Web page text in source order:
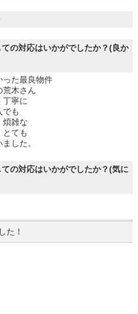
の対応はいかがでしたか？(良か
った最良物件
荒木さん
丁寧に
でも
煩雑な
とても
した。
の対応はいかがでしたか？(気に
た！